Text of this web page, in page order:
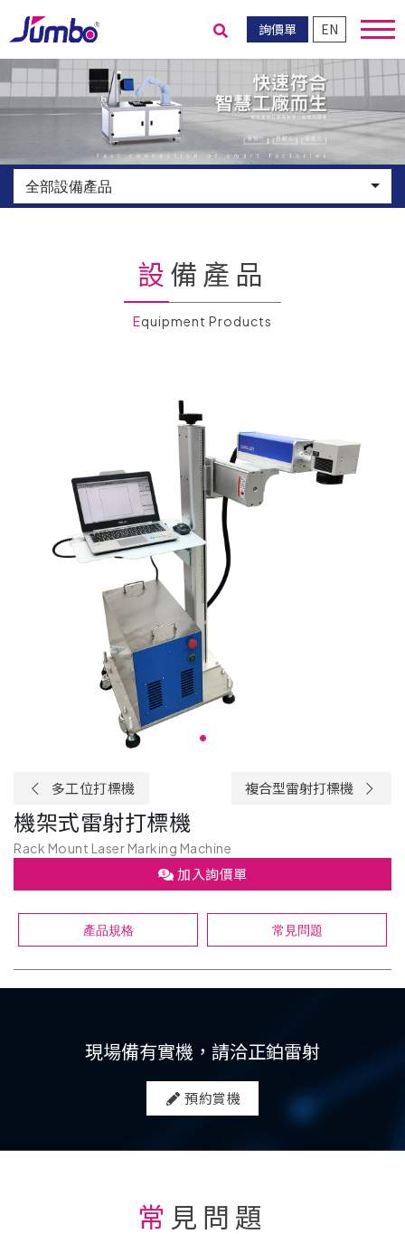
詢價單 EN
送出搜尋
全部設備產品
設備產品
Equipment Products
多工位打標機 複合型雷射打標機
機架式雷射打標機
Rack Mount Laser Marking Machine
加入詢價單
產品規格 常見問題
現場備有實機，請洽正鉑雷射
預約賞機
常見問題